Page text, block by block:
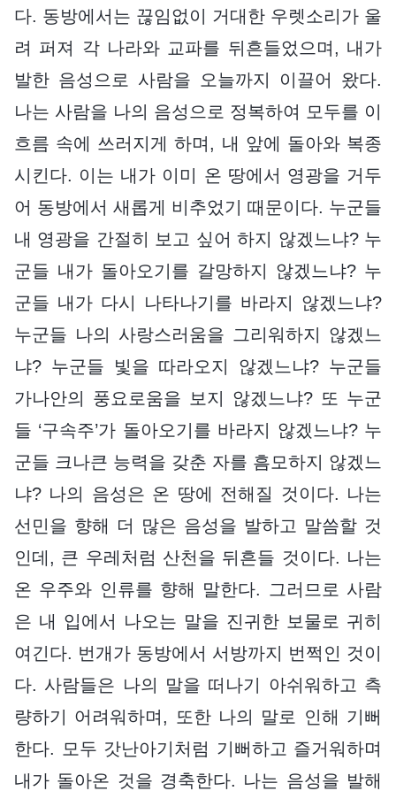
다. 동방에서는 끊임없이 거대한 우렛소리가 울
려 퍼져 각 나라와 교파를 뒤흔들었으며, 내가
발한 음성으로 사람을 오늘까지 이끌어 왔다.
나는 사람을 나의 음성으로 정복하여 모두를 이
흐름 속에 쓰러지게 하며, 내 앞에 돌아와 복종
시킨다. 이는 내가 이미 온 땅에서 영광을 거두
어 동방에서 새롭게 비추었기 때문이다. 누군들
내 영광을 간절히 보고 싶어 하지 않겠느냐? 누
군들 내가 돌아오기를 갈망하지 않겠느냐? 누
군들 내가 다시 나타나기를 바라지 않겠느냐?
누군들 나의 사랑스러움을 그리워하지 않겠느
냐? 누군들 빛을 따라오지 않겠느냐? 누군들
가나안의 풍요로움을 보지 않겠느냐? 또 누군
들 ‘구속주’가 돌아오기를 바라지 않겠느냐? 누
군들 크나큰 능력을 갖춘 자를 흠모하지 않겠느
냐? 나의 음성은 온 땅에 전해질 것이다. 나는
선민을 향해 더 많은 음성을 발하고 말씀할 것
인데, 큰 우레처럼 산천을 뒤흔들 것이다. 나는
온 우주와 인류를 향해 말한다. 그러므로 사람
은 내 입에서 나오는 말을 진귀한 보물로 귀히
여긴다. 번개가 동방에서 서방까지 번쩍인 것이
다. 사람들은 나의 말을 떠나기 아쉬워하고 측
량하기 어려워하며, 또한 나의 말로 인해 기뻐
한다. 모두 갓난아기처럼 기뻐하고 즐거워하며
내가 돌아온 것을 경축한다. 나는 음성을 발해